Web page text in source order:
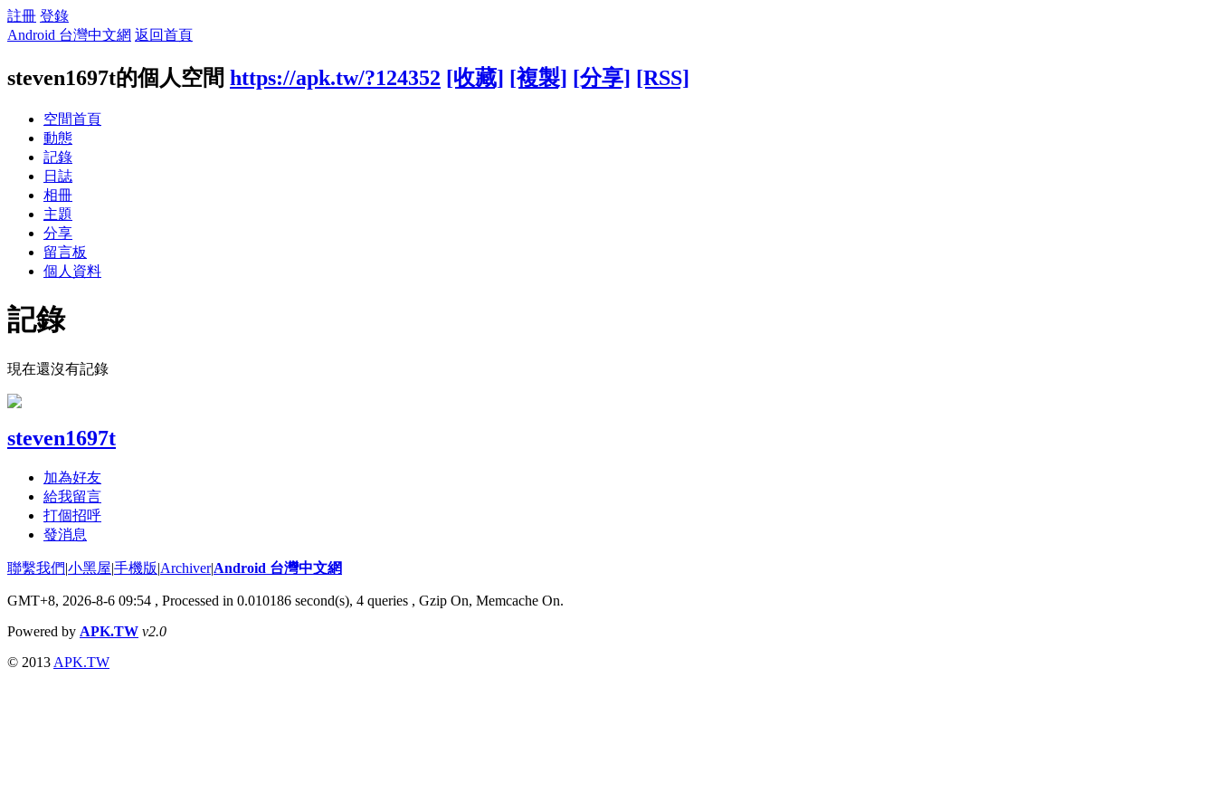
註冊 登錄
Android 台灣中文網 返回首頁
steven1697t的個人空間 https://apk.tw/?124352 [收藏] [複製] [分享] [RSS]
空間首頁
動態
記錄
日誌
相冊
主題
分享
留言板
個人資料
記錄
現在還沒有記錄
steven1697t
加為好友
給我留言
打個招呼
發消息
聯繫我們|小黑屋|手機版|Archiver|Android 台灣中文網
GMT+8, 2026-8-6 09:54 , Processed in 0.010186 second(s), 4 queries , Gzip On, Memcache On.
Powered by APK.TW v2.0
© 2013 APK.TW